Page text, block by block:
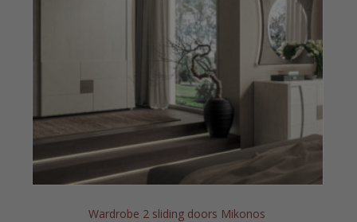
Wardrobe 2 sliding doors Mikonos